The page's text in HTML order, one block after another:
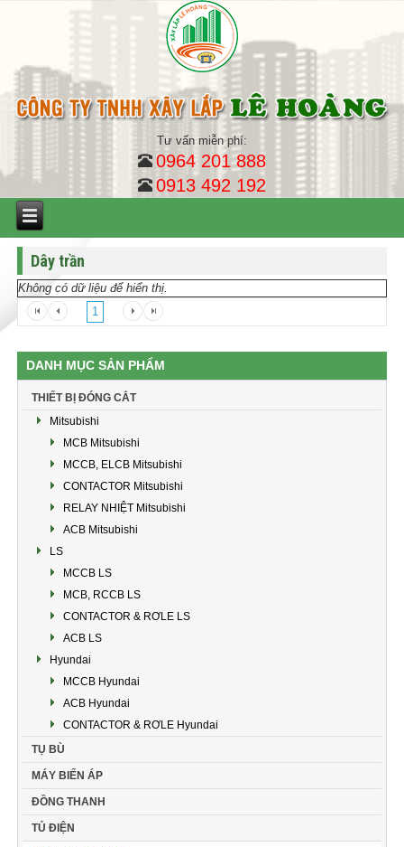
Tư vấn miễn phí:
0964 201 888
0913 492 192
Dây trần
Không có dữ liệu để hiển thị.
1
DANH MỤC SẢN PHẨM
THIẾT BỊ ĐÓNG CẮT
Mitsubishi
MCB Mitsubishi
MCCB, ELCB Mitsubishi
CONTACTOR Mitsubishi
RELAY NHIỆT Mitsubishi
ACB Mitsubishi
LS
MCCB LS
MCB, RCCB LS
CONTACTOR & RƠLE LS
ACB LS
Hyundai
MCCB Hyundai
ACB Hyundai
CONTACTOR & RƠLE Hyundai
TỤ BÙ
MÁY BIẾN ÁP
ĐỒNG THANH
TỦ ĐIỆN